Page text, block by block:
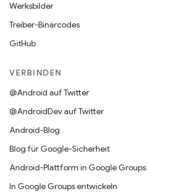
Werksbilder
Treiber-Binärcodes
GitHub
VERBINDEN
@Android auf Twitter
@AndroidDev auf Twitter
Android-Blog
Blog für Google-Sicherheit
Android-Plattform in Google Groups
In Google Groups entwickeln